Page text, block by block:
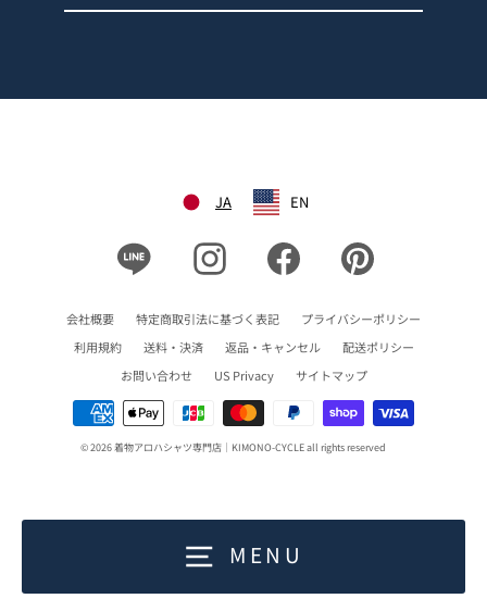
MENU
JA EN
Instagram Facebook
会社概要 特定商取引法に基づく表記
プライバシーポリシー
利用規約
送料・決済 返品・キャンセル
配送ポリシー
お問い合わせ
US Privacy サイトマップ
© 2026 着物アロハシャツ専門店｜KIMONO-CYCLE all rights reserved